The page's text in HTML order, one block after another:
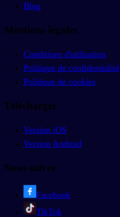
Blog
Mentions légales
Conditions d'utilisation
Politique de confidentialité
Politique de cookies
Télécharger
Version iOS
Version Android
Nous suivre
Facebook
TikTok